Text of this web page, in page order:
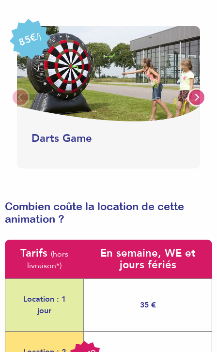
85€/j
Darts Game
Combien coûte la location de cette
animation ?
Tarifs (hors
livraison*)
En semaine, WE et
jours fériés
Location : 1
jour
35 €